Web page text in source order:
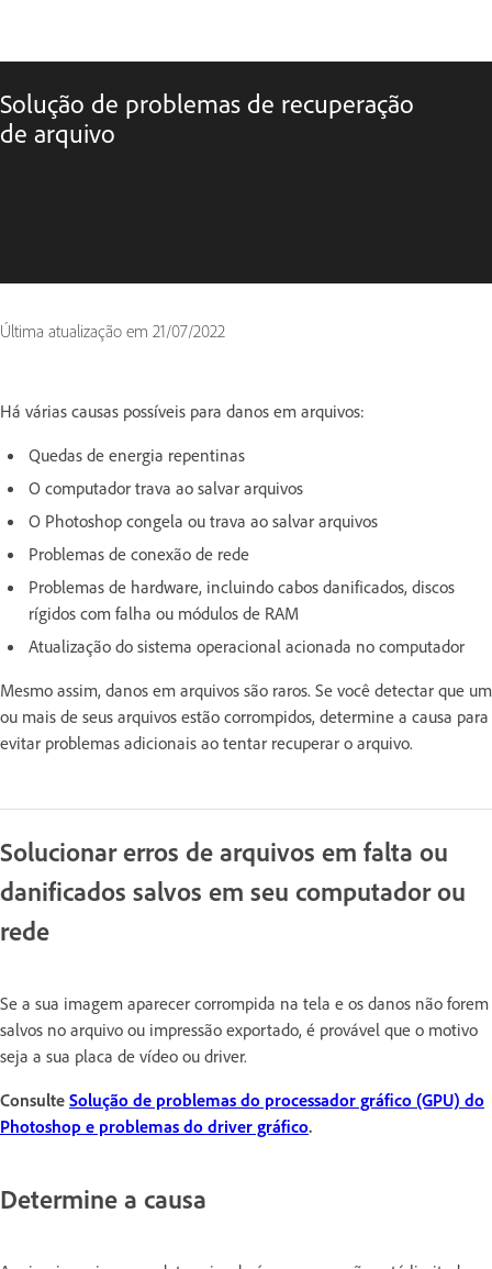
Solução de problemas de recuperação
de arquivo
Última atualização em 21/07/2022
Há várias causas possíveis para danos em arquivos:
Quedas de energia repentinas
O computador trava ao salvar arquivos
O Photoshop congela ou trava ao salvar arquivos
Problemas de conexão de rede
Problemas de hardware, incluindo cabos danificados, discos
rígidos com falha ou módulos de RAM
Atualização do sistema operacional acionada no computador
Mesmo assim, danos em arquivos são raros. Se você detectar que um
ou mais de seus arquivos estão corrompidos, determine a causa para
evitar problemas adicionais ao tentar recuperar o arquivo.
Solucionar erros de arquivos em falta ou
danificados salvos em seu computador ou
rede
Se a sua imagem aparecer corrompida na tela e os danos não forem
salvos no arquivo ou impressão exportado, é provável que o motivo
seja a sua placa de vídeo ou driver.
Consulte Solução de problemas do processador gráfico (GPU) do
Photoshop e problemas do driver gráfico.
Determine a causa